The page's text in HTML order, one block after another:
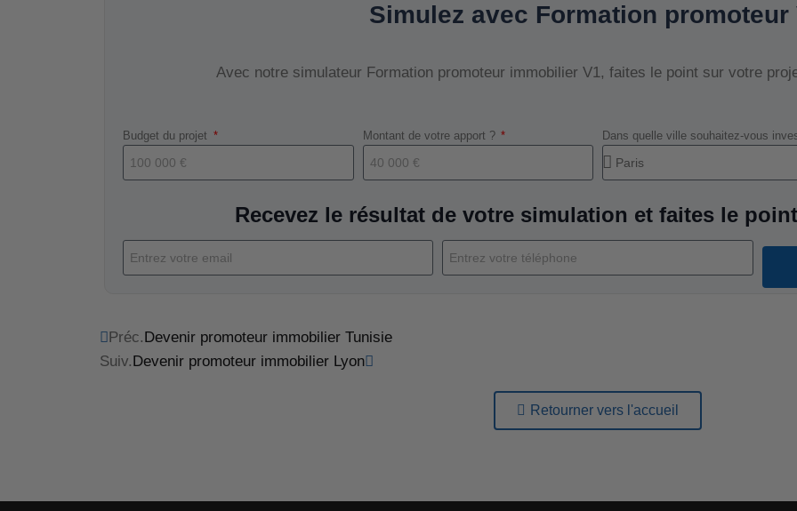
Simulez avec Formation promoteur
Avec notre simulateur Formation promoteur immobilier V1, faites le point sur votre
Budget du projet Montant de votre apport ? Dans quelle ville souhaitez-vous
Recevez le résultat de votre simulation et faites le
Préc.Devenir promoteur immobilier Tunisie
Suiv.Devenir promoteur immobilier Lyon
Retourner vers l'accueil